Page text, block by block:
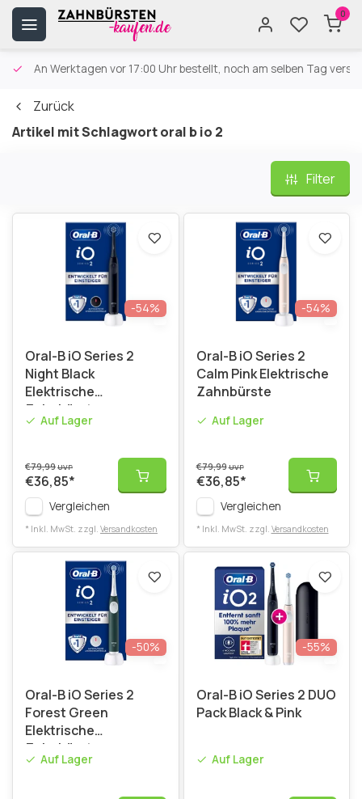
0
An Werktagen vor 17:00 Uhr bestellt, noch am selben Tag
Zurück
Artikel mit Schlagwort oral b io 2
Filter
-54%
Oral-B iO Series 2
Night Black
Elektrische
Zahnbürste
Auf Lager
€79,99UVP
€36,85*
Vergleichen
* Inkl. MwSt. zzgl. Versandkosten
-54%
Oral-B iO Series 2
Calm Pink Elektrische
Zahnbürste
Auf Lager
€79,99UVP
€36,85*
Vergleichen
* Inkl. MwSt. zzgl. Versandkosten
-50%
Oral-B iO Series 2
Forest Green
Elektrische
Zahnbürste
Auf Lager
-55%
Oral-B iO Series 2 DUO
Pack Black & Pink
Auf Lager